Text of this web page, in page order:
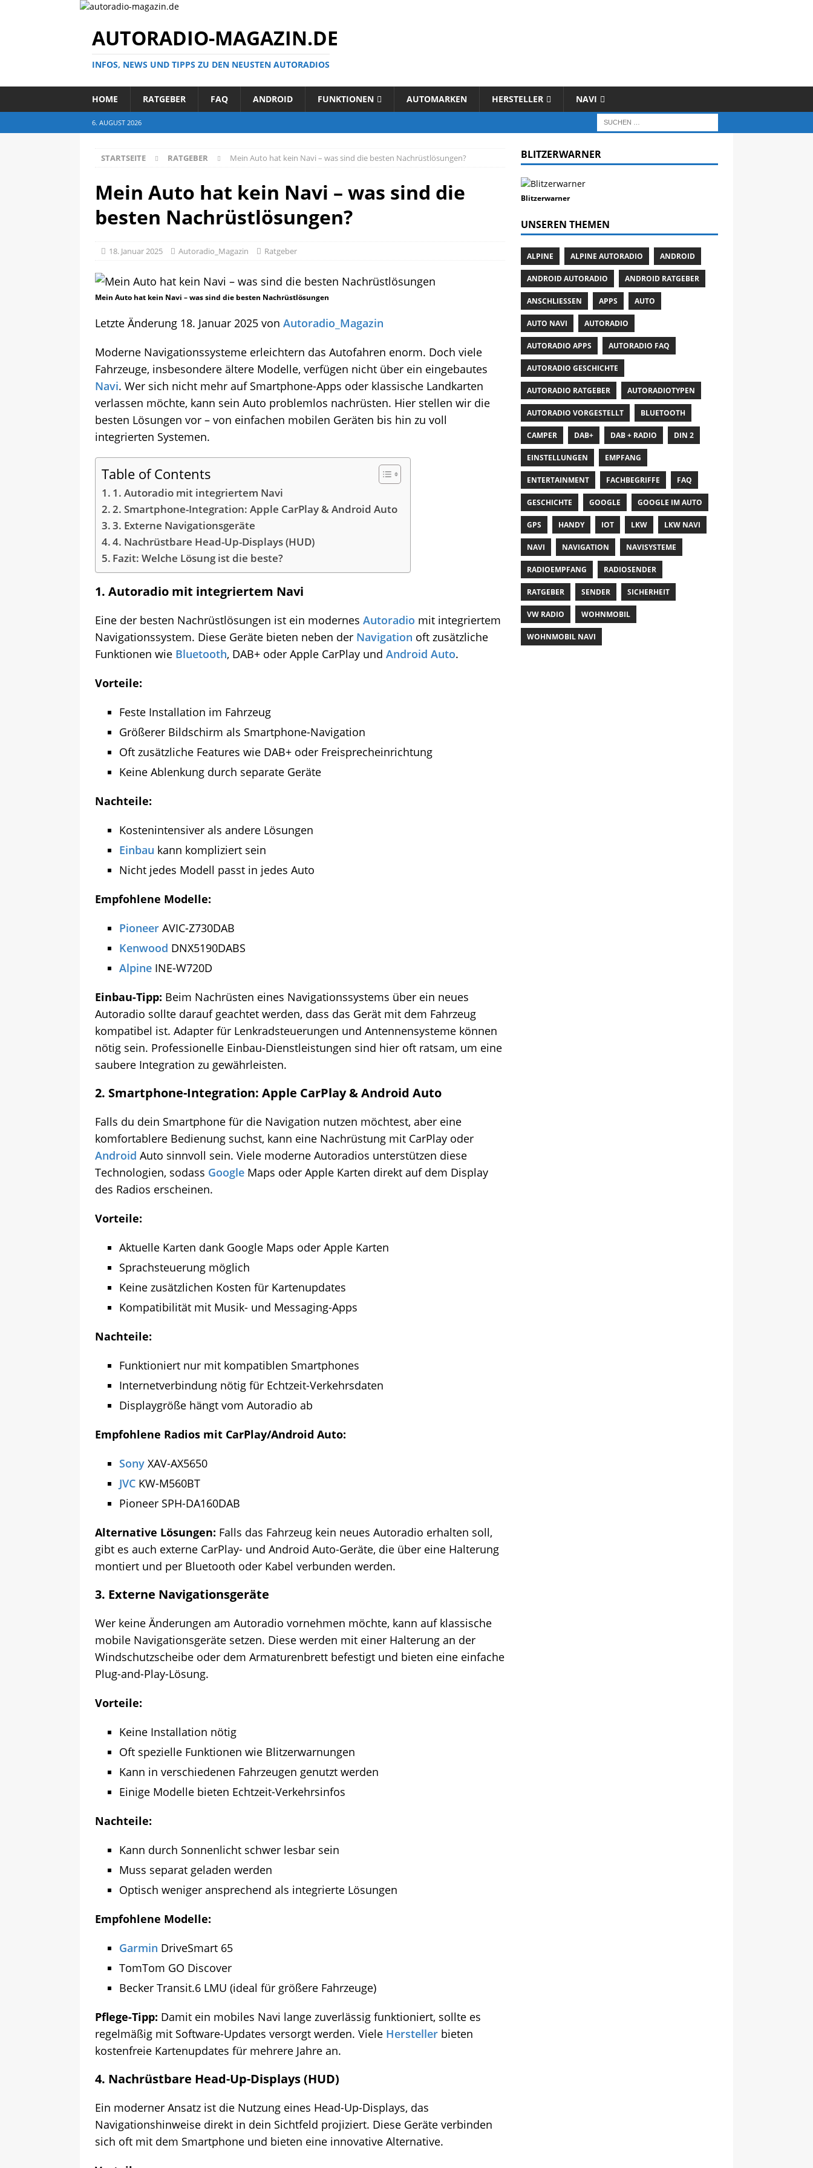
AUTORADIO-MAGAZIN.DE
INFOS, NEWS UND TIPPS ZU DEN NEUSTEN AUTORADIOS
HOME RATGEBER FAQ ANDROID FUNKTIONEN AUTOMARKEN HERSTELLER NAVI
6. AUGUST 2026
STARTSEITE RATGEBER Mein Auto hat kein Navi – was sind die besten Nachrüstlösungen?
Mein Auto hat kein Navi – was sind die
besten Nachrüstlösungen?
18. Januar 2025 Autoradio_Magazin Ratgeber
Mein Auto hat kein Navi – was sind die besten Nachrüstlösungen
Letzte Änderung 18. Januar 2025 von Autoradio_Magazin
Moderne Navigationssysteme erleichtern das Autofahren enorm. Doch viele
Fahrzeuge, insbesondere ältere Modelle, verfügen nicht über ein eingebautes
Navi. Wer sich nicht mehr auf Smartphone-Apps oder klassische Landkarten
verlassen möchte, kann sein Auto problemlos nachrüsten. Hier stellen wir die
besten Lösungen vor – von einfachen mobilen Geräten bis hin zu voll
integrierten Systemen.
Table of Contents
1. Autoradio mit integriertem Navi
2. Smartphone-Integration: Apple CarPlay & Android Auto
3. Externe Navigationsgeräte
4. Nachrüstbare Head-Up-Displays (HUD)
Fazit: Welche Lösung ist die beste?
1. Autoradio mit integriertem Navi
Eine der besten Nachrüstlösungen ist ein modernes Autoradio mit integriertem
Navigationssystem. Diese Geräte bieten neben der Navigation oft zusätzliche
Funktionen wie Bluetooth, DAB+ oder Apple CarPlay und Android Auto.
Vorteile:
Feste Installation im Fahrzeug
Größerer Bildschirm als Smartphone-Navigation
Oft zusätzliche Features wie DAB+ oder Freisprecheinrichtung
Keine Ablenkung durch separate Geräte
Nachteile:
Kostenintensiver als andere Lösungen
Einbau kann kompliziert sein
Nicht jedes Modell passt in jedes Auto
Empfohlene Modelle:
Pioneer AVIC-Z730DAB
Kenwood DNX5190DABS
Alpine INE-W720D
Einbau-Tipp: Beim Nachrüsten eines Navigationssystems über ein neues
Autoradio sollte darauf geachtet werden, dass das Gerät mit dem Fahrzeug
kompatibel ist. Adapter für Lenkradsteuerungen und Antennensysteme können
nötig sein. Professionelle Einbau-Dienstleistungen sind hier oft ratsam, um eine
saubere Integration zu gewährleisten.
2. Smartphone-Integration: Apple CarPlay & Android Auto
Falls du dein Smartphone für die Navigation nutzen möchtest, aber eine
komfortablere Bedienung suchst, kann eine Nachrüstung mit CarPlay oder
Android Auto sinnvoll sein. Viele moderne Autoradios unterstützen diese
Technologien, sodass Google Maps oder Apple Karten direkt auf dem Display
des Radios erscheinen.
Vorteile:
Aktuelle Karten dank Google Maps oder Apple Karten
Sprachsteuerung möglich
Keine zusätzlichen Kosten für Kartenupdates
Kompatibilität mit Musik- und Messaging-Apps
Nachteile:
Funktioniert nur mit kompatiblen Smartphones
Internetverbindung nötig für Echtzeit-Verkehrsdaten
Displaygröße hängt vom Autoradio ab
Empfohlene Radios mit CarPlay/Android Auto:
Sony XAV-AX5650
JVC KW-M560BT
Pioneer SPH-DA160DAB
Alternative Lösungen: Falls das Fahrzeug kein neues Autoradio erhalten soll,
gibt es auch externe CarPlay- und Android Auto-Geräte, die über eine Halterung
montiert und per Bluetooth oder Kabel verbunden werden.
3. Externe Navigationsgeräte
Wer keine Änderungen am Autoradio vornehmen möchte, kann auf klassische
mobile Navigationsgeräte setzen. Diese werden mit einer Halterung an der
Windschutzscheibe oder dem Armaturenbrett befestigt und bieten eine einfache
Plug-and-Play-Lösung.
Vorteile:
Keine Installation nötig
Oft spezielle Funktionen wie Blitzerwarnungen
Kann in verschiedenen Fahrzeugen genutzt werden
Einige Modelle bieten Echtzeit-Verkehrsinfos
Nachteile:
Kann durch Sonnenlicht schwer lesbar sein
Muss separat geladen werden
Optisch weniger ansprechend als integrierte Lösungen
Empfohlene Modelle:
Garmin DriveSmart 65
TomTom GO Discover
Becker Transit.6 LMU (ideal für größere Fahrzeuge)
Pflege-Tipp: Damit ein mobiles Navi lange zuverlässig funktioniert, sollte es
regelmäßig mit Software-Updates versorgt werden. Viele Hersteller bieten
kostenfreie Kartenupdates für mehrere Jahre an.
4. Nachrüstbare Head-Up-Displays (HUD)
Ein moderner Ansatz ist die Nutzung eines Head-Up-Displays, das
Navigationshinweise direkt in dein Sichtfeld projiziert. Diese Geräte verbinden
sich oft mit dem Smartphone und bieten eine innovative Alternative.
BLITZERWARNER
Blitzerwarner
UNSEREN THEMEN
ALPINE ALPINE AUTORADIO ANDROID
ANDROID AUTORADIO ANDROID RATGEBER
ANSCHLIESSEN APPS AUTO
AUTO NAVI AUTORADIO
AUTORADIO APPS AUTORADIO FAQ
AUTORADIO GESCHICHTE
AUTORADIO RATGEBER AUTORADIOTYPEN
AUTORADIO VORGESTELLT BLUETOOTH
CAMPER DAB+ DAB + RADIO DIN 2
EINSTELLUNGEN EMPFANG
ENTERTAINMENT FACHBEGRIFFE FAQ
GESCHICHTE GOOGLE GOOGLE IM AUTO
GPS HANDY IOT LKW LKW NAVI
NAVI NAVIGATION NAVISYSTEME
RADIOEMPFANG RADIOSENDER
RATGEBER SENDER SICHERHEIT
VW RADIO WOHNMOBIL
WOHNMOBIL NAVI